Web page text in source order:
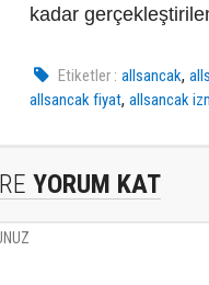
kadar
Etiketler : allsancak,
allsancak fiyat, allsancak
YORUM KAT